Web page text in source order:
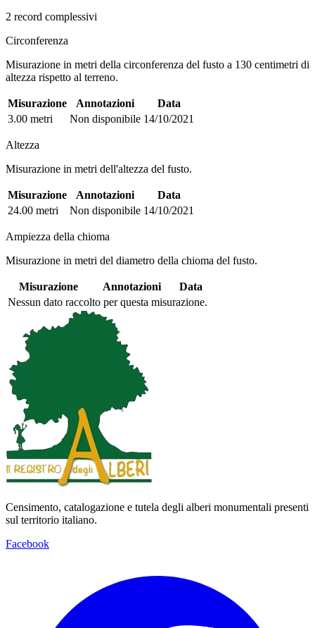
2 record complessivi
Circonferenza
Misurazione in metri della circonferenza del fusto a 130 centimetri di
altezza rispetto al terreno.
Misurazione Annotazioni
Data
3.00 metri
Non disponibile 14/10/2021
Altezza
Misurazione in metri dell'altezza del fusto.
Misurazione Annotazioni
Data
24.00 metri
Non disponibile 14/10/2021
Ampiezza della chioma
Misurazione in metri del diametro della chioma del fusto.
Misurazione Annotazioni
Data
Nessun dato raccolto per questa misurazione.
Censimento, catalogazione e tutela degli alberi monumentali presenti
sul territorio italiano.
Facebook